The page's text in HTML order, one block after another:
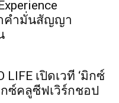
ำคำมั่นสัญญา
เปิดเวที ‘มิกซ์
ซ์คลูซีฟเวิร์กชอป